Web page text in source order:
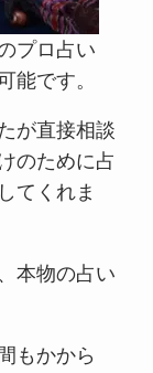
プロ占い
能です。
が直接相談
のために占
てくれま
本物の占い
もかから